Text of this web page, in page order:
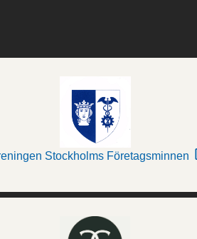
Stockholms Företagsminnen